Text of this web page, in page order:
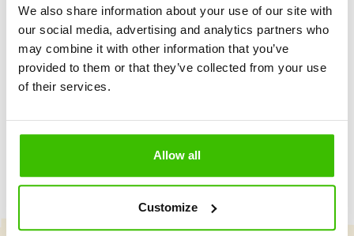
We also share information about your use of our site with
our social media, advertising and analytics partners who
may combine it with other information that you’ve
provided to them or that they’ve collected from your use
of their services.
Allow all
Customize
2 kvalifikovaní trenéři
Hrací plán s motivačními samolepkami